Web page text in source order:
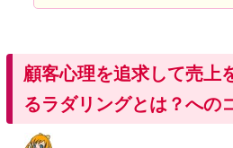
顧客心理を追求して売上
るラダリングとは？への